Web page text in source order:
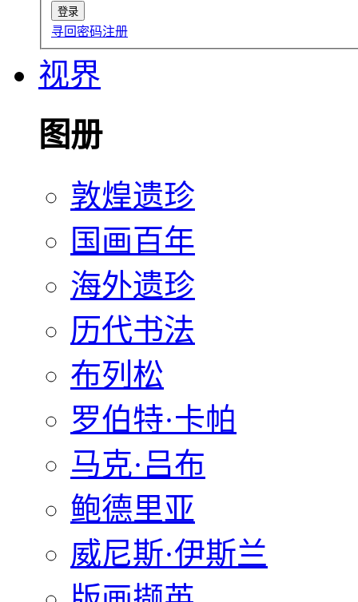
寻回密码注册
视界
图册
敦煌遗珍
国画百年
海外遗珍
历代书法
布列松
罗伯特·卡帕
马克·吕布
鲍德里亚
威尼斯·伊斯兰